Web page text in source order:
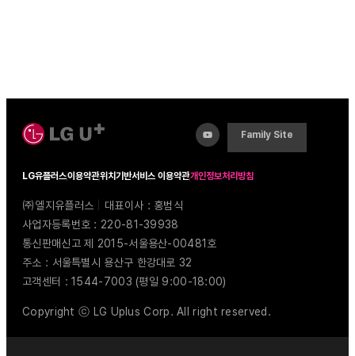
Family Site
LG유플러스이용약관위치기반서비스 이용약관개인정보처리방침
㈜엘지유플러스
대표이사 : 홍범식
사업자등록번호 : 220-81-39938
통신판매신고 제 2015-서울용산-00481호
주소 : 서울특별시 용산구 한강대로 32
고객센터 : 1544-7003 (평일 9:00-18:00)
Copyright ⓒ LG Uplus Corp. All right reserved.